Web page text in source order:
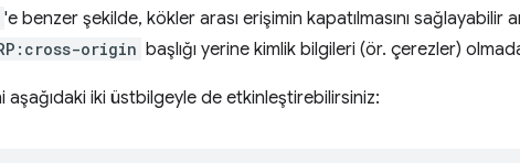
'e benzer şekilde, kökler arası erişimin kapatılmasını sağlayabilir
origin başlığı yerine kimlik bilgileri (ör. çerezler)
aşağıdaki iki üstbilgeyle de etkinleştirebilirsiniz: